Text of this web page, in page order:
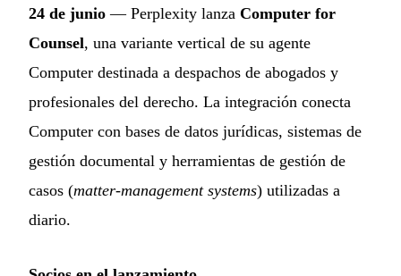
24 de junio — Perplexity lanza Computer for
Counsel, una variante vertical de su agente
Computer destinada a despachos de abogados y
profesionales del derecho. La integración conecta
Computer con bases de datos jurídicas, sistemas de
gestión documental y herramientas de gestión de
casos (matter-management systems) utilizadas a
diario.